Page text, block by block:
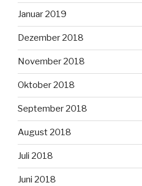
Januar 2019
Dezember 2018
November 2018
Oktober 2018
September 2018
August 2018
Juli 2018
Juni 2018